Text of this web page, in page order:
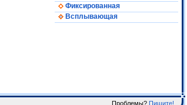
Фиксированная
Всплывающая
Проблемы? Пишите!